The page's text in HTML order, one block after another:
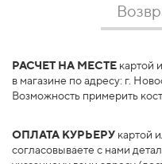
РАСЧЕТ НА МЕСТЕ картой
в магазине по адресу: г.
Возможность примерить
ОПЛАТА КУРЬЕРУ картой
согласовываете с нами
Вы имеете полное право
передумали его
подходит вам товара или
Если вы покупали